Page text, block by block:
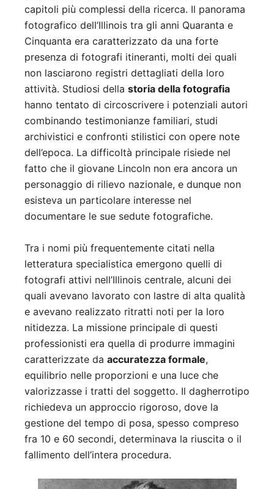
capitoli più complessi della ricerca. Il panorama
fotografico dell’Illinois tra gli anni Quaranta e
Cinquanta era caratterizzato da una forte
presenza di fotografi itineranti, molti dei quali
non lasciarono registri dettagliati della loro
attività. Studiosi della storia della fotografia
hanno tentato di circoscrivere i potenziali autori
combinando testimonianze familiari, studi
archivistici e confronti stilistici con opere note
dell’epoca. La difficoltà principale risiede nel
fatto che il giovane Lincoln non era ancora un
personaggio di rilievo nazionale, e dunque non
esisteva un particolare interesse nel
documentare le sue sedute fotografiche.
Tra i nomi più frequentemente citati nella
letteratura specialistica emergono quelli di
fotografi attivi nell’Illinois centrale, alcuni dei
quali avevano lavorato con lastre di alta qualità
e avevano realizzato ritratti noti per la loro
nitidezza. La missione principale di questi
professionisti era quella di produrre immagini
caratterizzate da accuratezza formale,
equilibrio nelle proporzioni e una luce che
valorizzasse i tratti del soggetto. Il dagherrotipo
richiedeva un approccio rigoroso, dove la
gestione del tempo di posa, spesso compreso
fra 10 e 60 secondi, determinava la riuscita o il
fallimento dell’intera procedura.